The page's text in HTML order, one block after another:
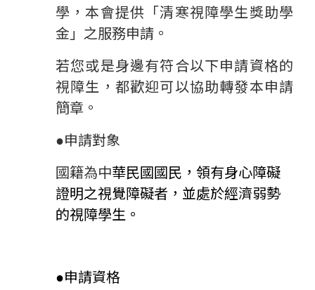
學，本會提供「清寒視障學生獎助學
金」之服務申請。
若您或是身邊有符合以下申請資格的
視障生，都歡迎可以協助轉發本申請
簡章。
●申請對象
國籍為中華民國國民，領有身心障礙
證明之視覺障礙者，並處於經濟弱勢
的視障學生。
●申請資格